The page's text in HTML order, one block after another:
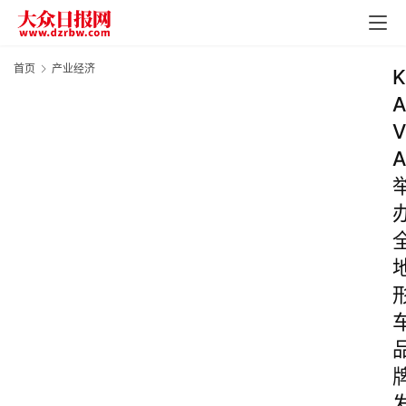
首页 产业经济
K
A
V
A